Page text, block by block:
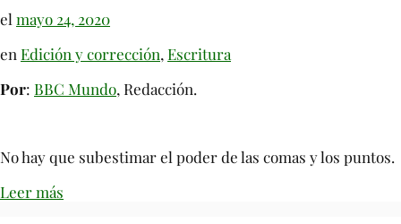
el mayo 24, 2020
en Edición y corrección, Escritura
Por: BBC Mundo, Redacción.
No hay que subestimar el poder de las comas y los puntos.
Leer más